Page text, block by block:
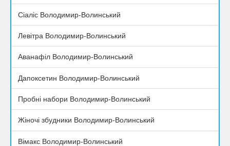
Сіаліс Володимир-Волинський
Левітра Володимир-Волинський
Аванафіл Володимир-Волинський
Дапоксетин Володимир-Волинський
Пробні набори Володимир-Волинський
Жіночі збудники Володимир-Волинський
Вімакс Володимир-Волинський